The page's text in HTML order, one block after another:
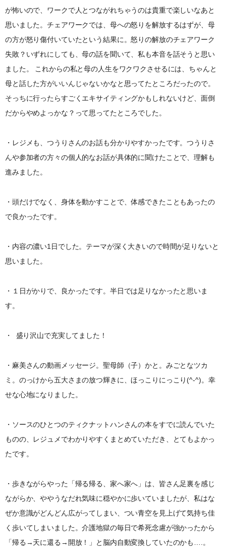
が怖いので、ワークで人とつながれちゃうのは貴重で楽しいなあと
思いました。チェアワークでは、母への怒りを解放するはずが、母
の方が怒り傷付いていたという結果に。怒りの解放のチェアワーク
失敗？いずれにしても、母の話を聞いて、私も本音を話そうと思い
ました。 これからの私と母の人生をワクワクさせるには、ちゃんと
母と話した方がいいんじゃないかなと思ってたところだったので。
そっちに行ったらすごくエキサイティングかもしれないけど、面倒
だからやめよっかな？って思ってたところでした。
・レジメも、つうりさんのお話も分かりやすかったです。つうりさ
んや参加者の方々の個人的なお話が具体的に聞けたことで、理解も
進みました。
・頭だけでなく、身体を動かすことで、体感できたこともあったの
で良かったです。
・内容の濃い1日でした。テーマが深く大きいので時間が足りないと
思いました。
・１日がかりで、良かったです。半日では足りなかったと思いま
す。
・ 盛り沢山で充実してました！
・麻美さんの動画メッセージ。聖母師（子）かと。みごとなツカ
ミ。のっけから五大さまの放つ輝きに、ほっこりにっこり(^-^)。幸
せな心地になりました。
・ソースのひとつのティクナットハンさんの本をすでに読んでいた
ものの、レジュメでわかりやすくまとめていただき、とてもよかっ
たです。
・歩きながらやった「帰る帰る、家へ家へ」は、皆さん足裏を感じ
ながらか、ややうなだれ気味に穏やかに歩いていましたが、私はな
ぜか意識がどんどん広がってしまい、つい青空を見上げて気持ち佳
く歩いてしまいました。介護地獄の毎日で希死念慮が強かったから
「帰る→天に還る→開放！」と脳内自動変換していたのかも….。